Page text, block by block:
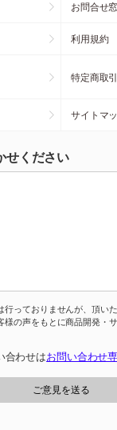
お問合せ
利用規約
特定商取
サイトマ
せください
行っておりませんが、頂い
様の声をもとに商品開発・
合わせはお問い合わせ